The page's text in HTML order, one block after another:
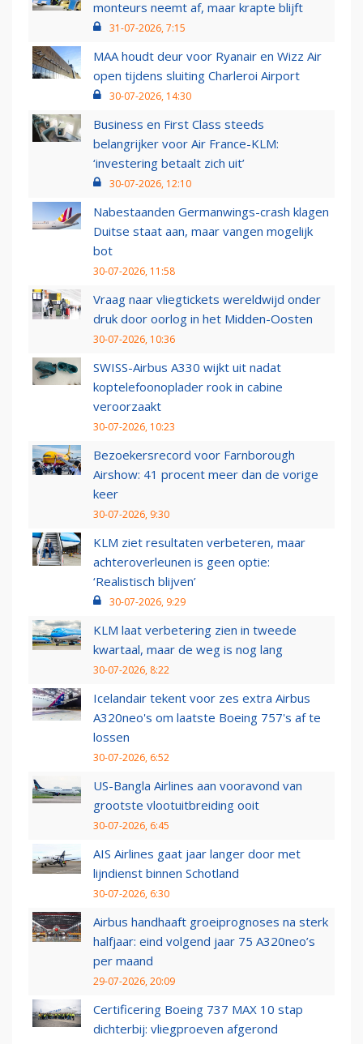
monteurs neemt af, maar krapte blijft
31-07-2026, 7:15
MAA houdt deur voor Ryanair en Wizz Air
open tijdens sluiting Charleroi Airport
30-07-2026, 14:30
Business en First Class steeds
belangrijker voor Air France-KLM:
‘investering betaalt zich uit’
30-07-2026, 12:10
Nabestaanden Germanwings-crash klagen
Duitse staat aan, maar vangen mogelijk
bot
30-07-2026, 11:58
Vraag naar vliegtickets wereldwijd onder
druk door oorlog in het Midden-Oosten
30-07-2026, 10:36
SWISS-Airbus A330 wijkt uit nadat
koptelefoonoplader rook in cabine
veroorzaakt
30-07-2026, 10:23
Bezoekersrecord voor Farnborough
Airshow: 41 procent meer dan de vorige
keer
30-07-2026, 9:30
KLM ziet resultaten verbeteren, maar
achteroverleunen is geen optie:
‘Realistisch blijven’
30-07-2026, 9:29
KLM laat verbetering zien in tweede
kwartaal, maar de weg is nog lang
30-07-2026, 8:22
Icelandair tekent voor zes extra Airbus
A320neo's om laatste Boeing 757's af te
lossen
30-07-2026, 6:52
US-Bangla Airlines aan vooravond van
grootste vlootuitbreiding ooit
30-07-2026, 6:45
AIS Airlines gaat jaar langer door met
lijndienst binnen Schotland
30-07-2026, 6:30
Airbus handhaaft groeiprognoses na sterk
halfjaar: eind volgend jaar 75 A320neo’s
per maand
29-07-2026, 20:09
Certificering Boeing 737 MAX 10 stap
dichterbij: vliegproeven afgerond